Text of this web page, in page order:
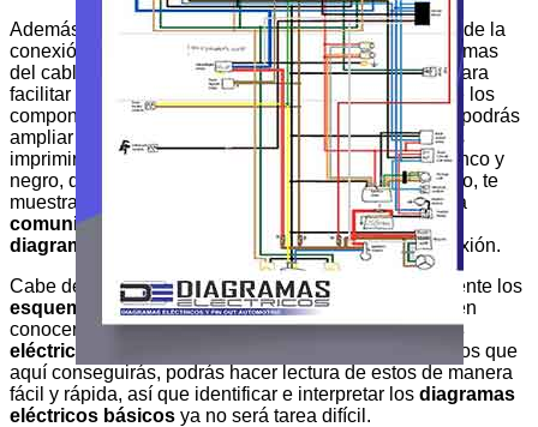
Además, puedes identificar de forma muy fácil la ruta de la
conexión de un componente a otro, porque los diagramas
del cableado están en formatos de colores distintos para
facilitar su uso visual. Es decir, cada ruta o línea entre los
componentes está identificado por un color. También podrás
ampliar la imagen para su fácil visualización y podrás
imprimir el
diagrama eléctrico
, tanto a color o en blanco y
negro, dependiendo de la impresora usada. Así mismo, te
muestra los
Pin-Out Automotriz, la
comunicación de la centralita
con el vehículo y el
diagrama de cableado
(Wiring Diagram) en su conexión.
Cabe destacar lo importante que es leer adecuadamente los
esquemas eléctricosdel automóvil, así como también
conocer susimbología (símbolos de los diagramas
eléctricos)
, durante la lectura de los circuitos eléctricos que
aquí conseguirás, podrás hacer lectura de estos de manera
fácil y rápida, así que identificar e interpretar los diagramas
eléctricos básicos ya no será tarea difícil.